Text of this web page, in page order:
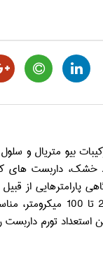
بیو متریال و
خشک، داربست های
پارامترهایی از
جذب پروتئین و سمیت همچنین مورد بررسی قرار
تورم داربست